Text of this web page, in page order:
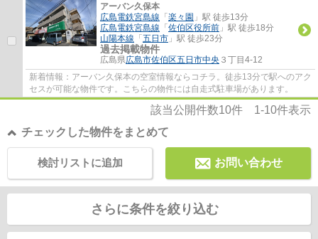
アーバン久保本
広島電鉄宮島線 「 楽々園 」駅 徒歩13分
広島電鉄宮島線 「 佐伯区役所前 」駅 徒歩18分
山陽本線 「 五日市 」駅 徒歩23分
過去掲載物件
広島県広島市佐伯区五日市中央 ３丁目4-12
新着情報：アーバン久保本の空室情報ならコチラ。徒歩13分で駅へのアク
セスが可能な物件です。こちらの物件には自走式駐車場があります。
該当公開件数10件 1-10件表示
チェックした物件をまとめて
お問い合わせ
検討リストに追加
さらに条件を絞り込む